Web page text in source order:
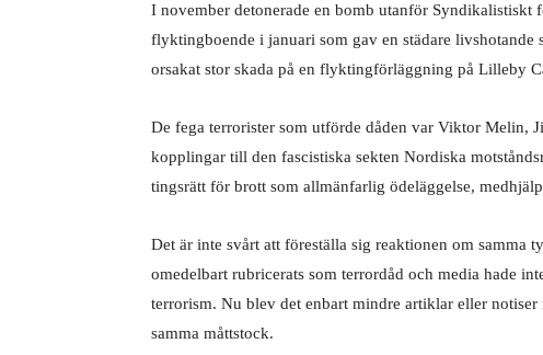
I november detonerade en bomb utanför
flyktingboende i januari som gav en städare livshotande
orsakat stor skada på en flyktingförläggning på Lilleby
De fega terrorister som utförde dåden var Viktor Melin,
kopplingar till den fascistiska sekten Nordiska
tingsrätt för brott som allmänfarlig ödeläggelse,
Det är inte svårt att föreställa sig reaktionen om samma
omedelbart rubricerats som terrordåd och media hade
terrorism. Nu blev det enbart mindre artiklar eller
samma måttstock.